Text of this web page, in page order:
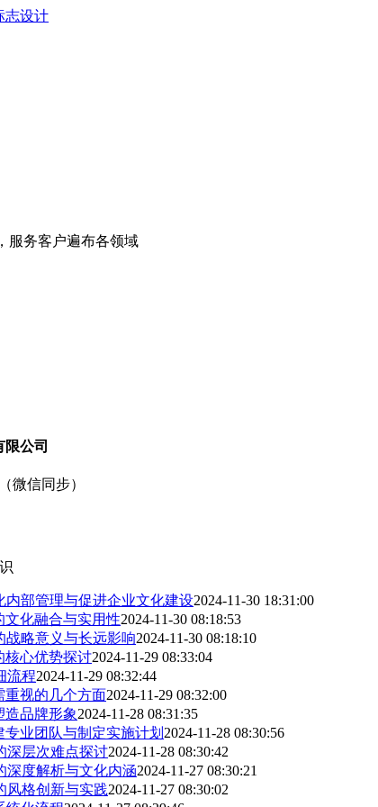
公司
微信同步）
部管理与促进企业文化建设2024-11-30 18:31:00
文化融合与实用性2024-11-30 08:18:53
战略意义与长远影响2024-11-30 08:18:10
核心优势探讨2024-11-29 08:33:04
流程2024-11-29 08:32:44
重视的几个方面2024-11-29 08:32:00
造品牌形象2024-11-28 08:31:35
业团队与制定实施计划 2024-11-28 08:30:56
深层次难点探讨2024-11-28 08:30:42
深度解析与文化内涵2024-11-27 08:30:21
风格创新与实践2024-11-27 08:30:02